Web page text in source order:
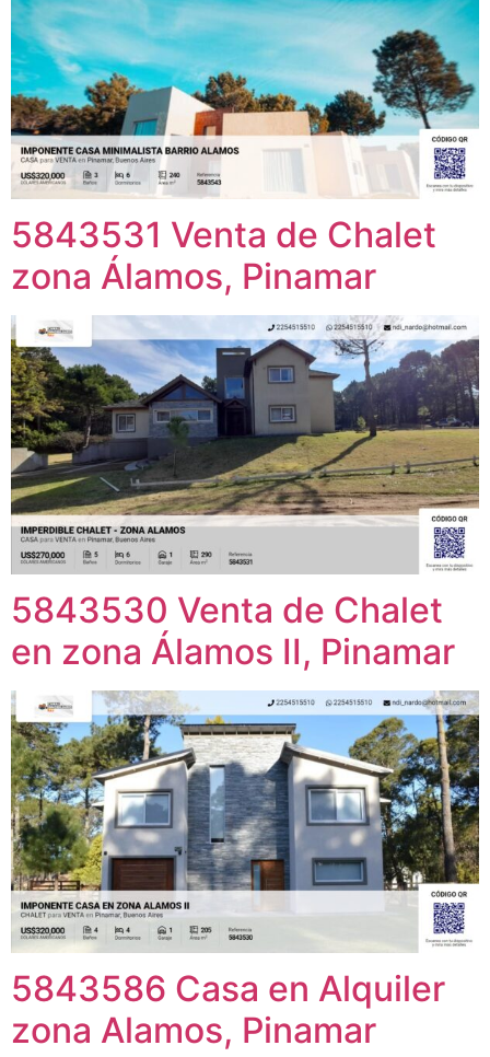
5843531 Venta de Chalet
zona Álamos, Pinamar
5843530 Venta de Chalet
en zona Álamos II, Pinamar
5843586 Casa en Alquiler
zona Alamos, Pinamar